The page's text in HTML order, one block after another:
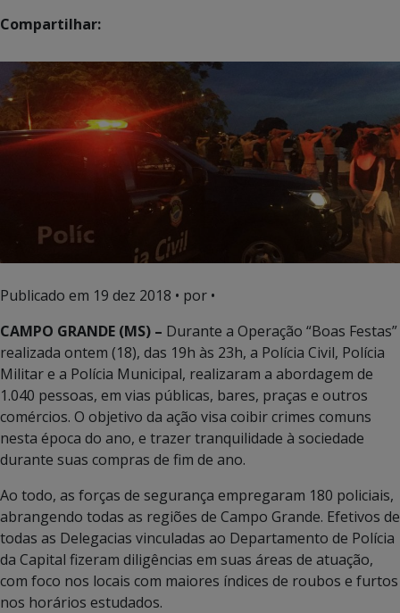
Compartilhar:
Publicado em 19 dez 2018 • por •
CAMPO GRANDE (MS) – Durante a Operação “Boas Festas”
realizada ontem (18), das 19h às 23h, a Polícia Civil, Polícia
Militar e a Polícia Municipal, realizaram a abordagem de
1.040 pessoas, em vias públicas, bares, praças e outros
comércios. O objetivo da ação visa coibir crimes comuns
nesta época do ano, e trazer tranquilidade à sociedade
durante suas compras de fim de ano.
Ao todo, as forças de segurança empregaram 180 policiais,
abrangendo todas as regiões de Campo Grande. Efetivos de
todas as Delegacias vinculadas ao Departamento de Polícia
da Capital fizeram diligências em suas áreas de atuação,
com foco nos locais com maiores índices de roubos e furtos
nos horários estudados.